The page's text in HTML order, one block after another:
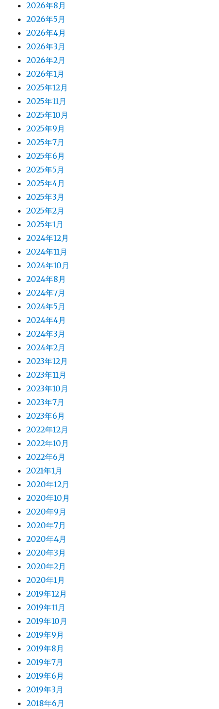
2026年8月
2026年5月
2026年4月
2026年3月
2026年2月
2026年1月
2025年12月
2025年11月
2025年10月
2025年9月
2025年7月
2025年6月
2025年5月
2025年4月
2025年3月
2025年2月
2025年1月
2024年12月
2024年11月
2024年10月
2024年8月
2024年7月
2024年5月
2024年4月
2024年3月
2024年2月
2023年12月
2023年11月
2023年10月
2023年7月
2023年6月
2022年12月
2022年10月
2022年6月
2021年1月
2020年12月
2020年10月
2020年9月
2020年7月
2020年4月
2020年3月
2020年2月
2020年1月
2019年12月
2019年11月
2019年10月
2019年9月
2019年8月
2019年7月
2019年6月
2019年3月
2018年6月